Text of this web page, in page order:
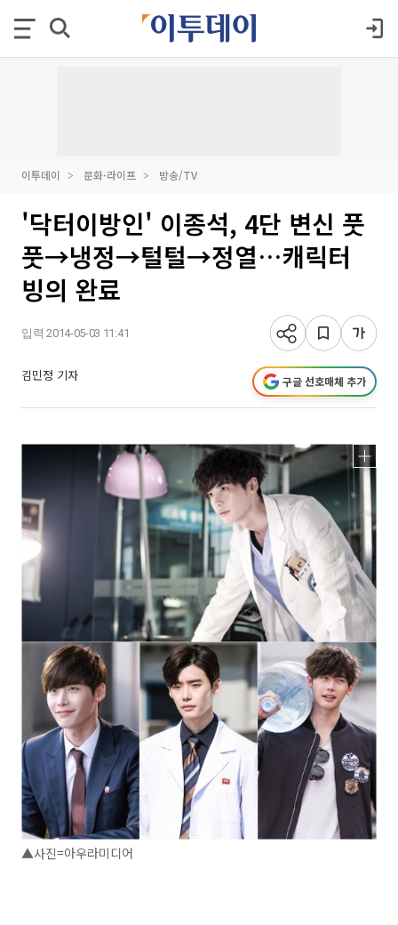
이투데이 문화·라이프 방송/TV
'닥터이방인' 이종석, 4단 변신 풋
풋→냉정→털털→정열…캐릭터
빙의 완료
입력 2014-05-03 11:41
김민정 기자 구글 선호매체 추가
▲사진=아우라미디어